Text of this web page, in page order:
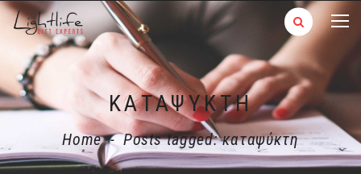
ΚΑΤΑΨΎΚΤΗ
Home - Posts tagged: καταψύκτη